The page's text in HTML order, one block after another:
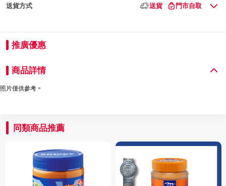
送貨方式 送貨 門市自取
推廣優惠
商品詳情
照片僅供參考。
同類商品推薦